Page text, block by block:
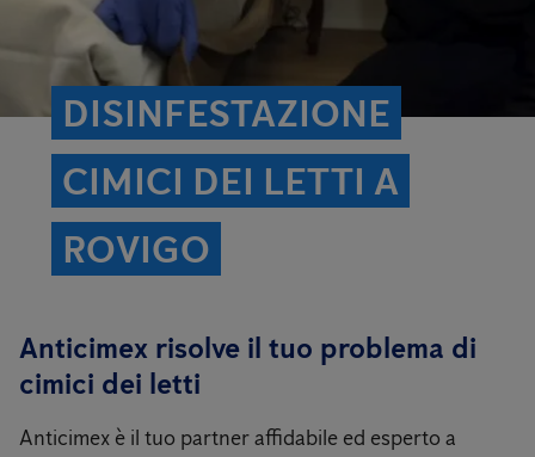
DISINFESTAZIONE
CIMICI DEI LETTI A
ROVIGO
Anticimex risolve il tuo problema di
cimici dei letti
Anticimex è il tuo partner affidabile ed esperto a